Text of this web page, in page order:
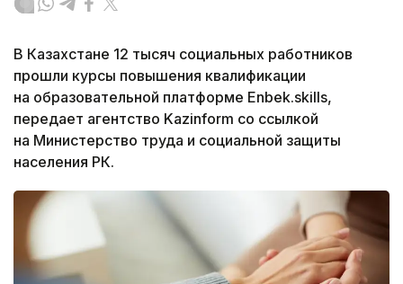
В Казахстане 12 тысяч социальных работников
прошли курсы повышения квалификации
на образовательной платформе Enbek.skills,
передает агентство Kazinform со ссылкой
на Министерство труда и социальной защиты
населения РК.